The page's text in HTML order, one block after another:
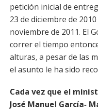
petición inicial de
23 de diciembre de
noviembre de 2011. El
correr el tiempo
alturas, a pesar de las
el asunto le ha sido
Cada vez que el
José Manuel García-